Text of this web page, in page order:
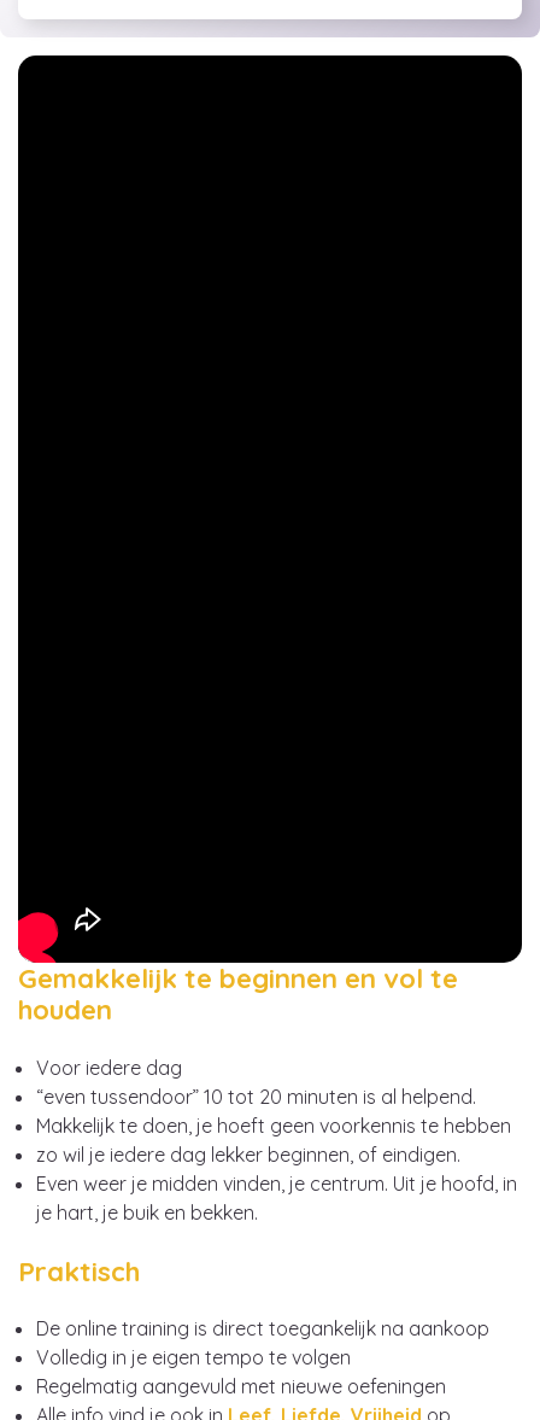
Gemakkelijk te beginnen en vol te
houden
Voor iedere dag
“even tussendoor” 10 tot 20 minuten is al helpend.
Makkelijk te doen, je hoeft geen voorkennis te hebben
zo wil je iedere dag lekker beginnen, of eindigen.
Even weer je midden vinden, je centrum. Uit je hoofd, in
je hart, je buik en bekken.
Praktisch
De online training is direct toegankelijk na aankoop
Volledig in je eigen tempo te volgen
Regelmatig aangevuld met nieuwe oefeningen
Alle info vind je ook in Leef, Liefde, Vrijheid op